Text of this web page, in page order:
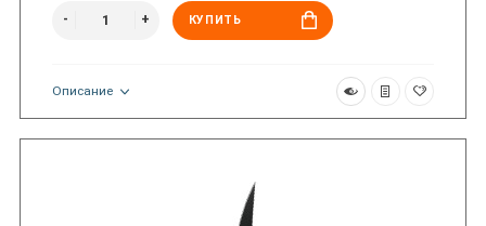
КУПИТЬ
Описание